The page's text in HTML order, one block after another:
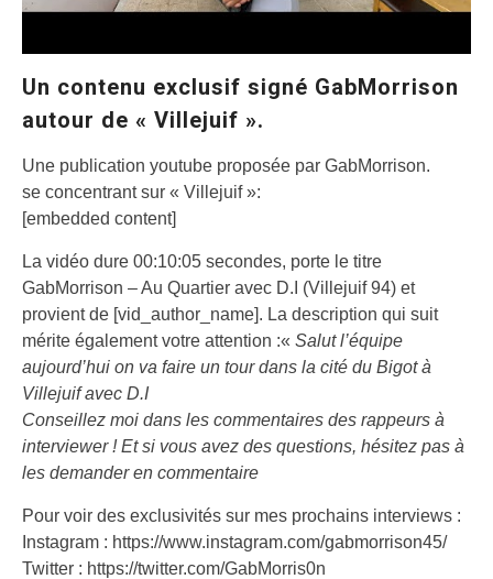
Un contenu exclusif signé GabMorrison
autour de « Villejuif ».
Une publication youtube proposée par GabMorrison.
se concentrant sur « Villejuif »:
[embedded content]
La vidéo dure 00:10:05 secondes, porte le titre
GabMorrison – Au Quartier avec D.I (Villejuif 94) et
provient de [vid_author_name]. La description qui suit
mérite également votre attention :« Salut l’équipe
aujourd’hui on va faire un tour dans la cité du Bigot à
Villejuif avec D.I
Conseillez moi dans les commentaires des rappeurs à
interviewer ! Et si vous avez des questions, hésitez pas à
les demander en commentaire
Pour voir des exclusivités sur mes prochains interviews :
Instagram : https://www.instagram.com/gabmorrison45/
Twitter : https://twitter.com/GabMorris0n